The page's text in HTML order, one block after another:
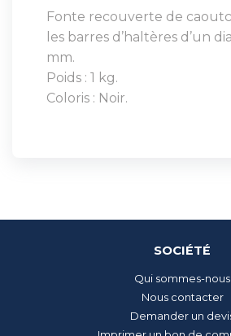
Fonte recouverte de
les barres d’haltères d’un
mm.
Poids : 1 kg.
Coloris : Noir.
SOCIÉTÉ
Qui sommes-nous
Nous contacter
Demander un